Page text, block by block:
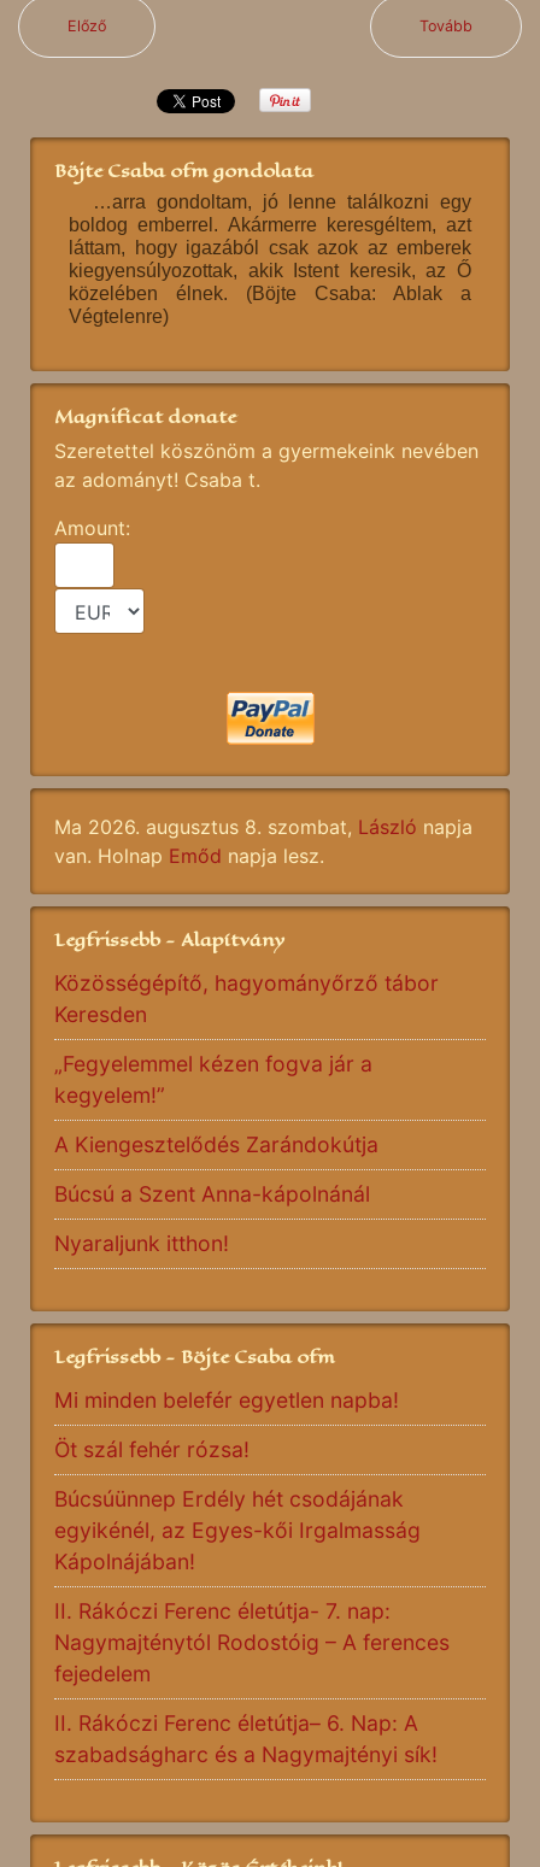
Előző Tovább
Böjte Csaba ofm gondolata
…arra gondoltam, jó lenne találkozni egy
boldog emberrel. Akármerre keresgéltem, azt
láttam, hogy igazából csak azok az emberek
kiegyensúlyozottak, akik Istent keresik, az Ő
közelében élnek. (Böjte Csaba: Ablak a
Végtelenre)
Magnificat donate
Szeretettel köszönöm a gyermekeink nevében
az adományt! Csaba t.
Amount:
Ma 2026. augusztus 8. szombat, László napja
van. Holnap Emőd napja lesz.
Legfrissebb - Alapítvány
Közösségépítő, hagyományőrző tábor
Keresden
„Fegyelemmel kézen fogva jár a
kegyelem!”
A Kiengesztelődés Zarándokútja
Búcsú a Szent Anna-kápolnánál
Nyaraljunk itthon!
Legfrissebb - Böjte Csaba ofm
Mi minden belefér egyetlen napba!
Öt szál fehér rózsa!
Búcsúünnep Erdély hét csodájának
egyikénél, az Egyes-kői Irgalmasság
Kápolnájában!
II. Rákóczi Ferenc életútja- 7. nap:
Nagymajténytól Rodostóig – A ferences
fejedelem
II. Rákóczi Ferenc életútja– 6. Nap: A
szabadságharc és a Nagymajtényi sík!